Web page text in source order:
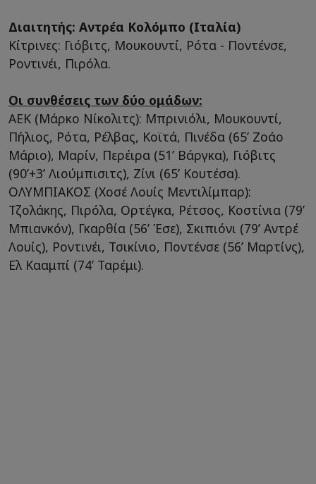
Διαιτητής: Αντρέα Κολόμπο (Ιταλία)
Κίτρινες: Γιόβιτς, Μουκουντί, Ρότα - Ποντένσε,
Ροντινέι, Πιρόλα.
Οι συνθέσεις των δύο ομάδων:
ΑΕΚ (Μάρκο Νίκολιτς): Μπρινιόλι, Μουκουντί,
Πήλιος, Ρότα, Ρέλβας, Κοϊτά, Πινέδα (65’ Ζοάο
Μάριο), Μαρίν, Περέιρα (51’ Βάργκα), Γιόβιτς
(90’+3’ Λιούμπισιτς), Ζίνι (65’ Κουτέσα).
ΟΛΥΜΠΙΑΚΟΣ (Χοσέ Λουίς Μεντιλίμπαρ):
Τζολάκης, Πιρόλα, Ορτέγκα, Ρέτσος, Κοστίνια (79’
Μπιανκόν), Γκαρθία (56’ Έσε), Σκιπιόνι (79’ Αντρέ
Λουίς), Ροντινέι, Τσικίνιο, Ποντένσε (56’ Μαρτίνς),
Ελ Κααμπί (74’ Ταρέμι).